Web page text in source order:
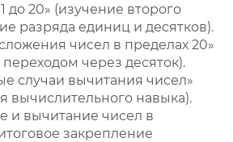
до 20» (изучение второго
разряда единиц и десятков).
чисел в пределах 20»
через десяток).
случаи вычитания чисел»
вычислительного навыка).
и вычитание чисел в
закрепление